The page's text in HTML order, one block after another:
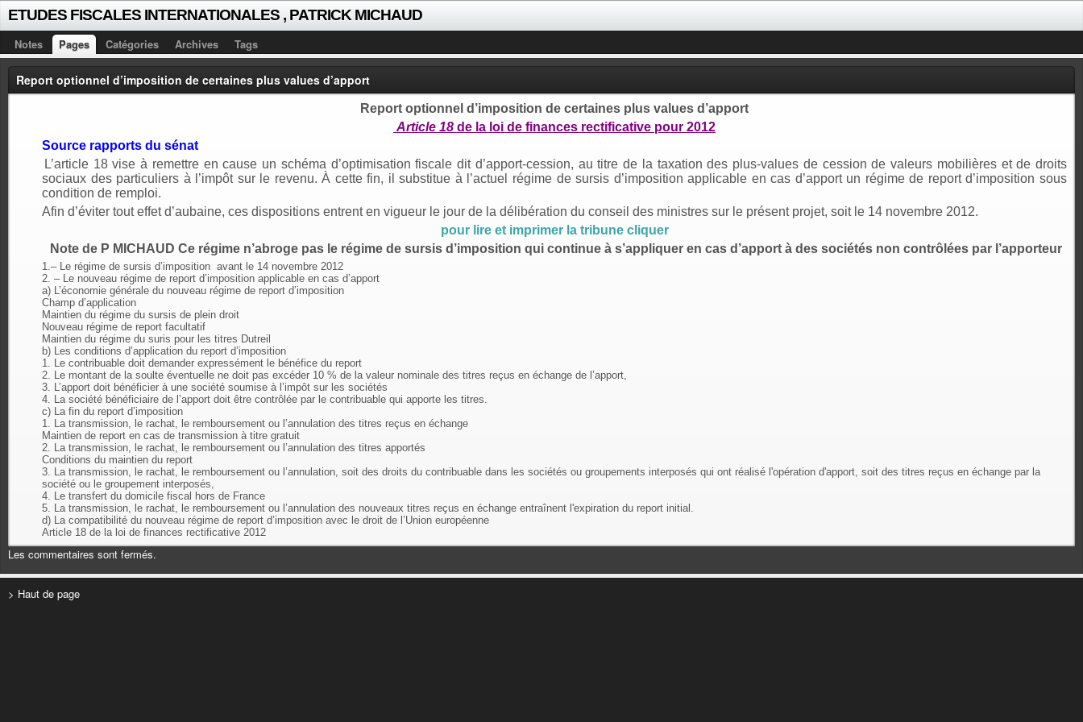
ETUDES FISCALES INTERNATIONALES , PATRICK MICHAUD
Notes Pages Catégories Archives Tags
Report optionnel d’imposition de certaines plus values d’apport
Report optionnel d’imposition de certaines plus values d’apport
Article 18 de la loi de finances rectificative pour 2012
Source rapports du sénat
L’article 18 vise à remettre en cause un schéma d’optimisation fiscale dit d’apport-cession, au titre de la taxation des plus-values de cession de valeurs mobilières et de droits
sociaux des particuliers à l’impôt sur le revenu. À cette fin, il substitue à l’actuel régime de sursis d’imposition applicable en cas d’apport un régime de report d’imposition sous
condition de remploi.
Afin d’éviter tout effet d’aubaine, ces dispositions entrent en vigueur le jour de la délibération du conseil des ministres sur le présent projet, soit le 14 novembre 2012.
pour lire et imprimer la tribune cliquer
Note de P MICHAUD Ce régime n’abroge pas le régime de sursis d’imposition qui continue à s’appliquer en cas d’apport à des sociétés non contrôlées par l’apporteur
1.– Le régime de sursis d’imposition avant le 14 novembre 2012
2. – Le nouveau régime de report d’imposition applicable en cas d’apport
a) L’économie générale du nouveau régime de report d’imposition
Champ d’application
Maintien du régime du sursis de plein droit
Nouveau régime de report facultatif
Maintien du régime du suris pour les titres Dutreil
b) Les conditions d’application du report d’imposition
1. Le contribuable doit demander expressément le bénéfice du report
2. Le montant de la soulte éventuelle ne doit pas excéder 10 % de la valeur nominale des titres reçus en échange de l’apport,
3. L’apport doit bénéficier à une société soumise à l’impôt sur les sociétés
4. La société bénéficiaire de l’apport doit être contrôlée par le contribuable qui apporte les titres.
c) La fin du report d’imposition
1. La transmission, le rachat, le remboursement ou l’annulation des titres reçus en échange
Maintien de report en cas de transmission à titre gratuit
2. La transmission, le rachat, le remboursement ou l’annulation des titres apportés
Conditions du maintien du report
3. La transmission, le rachat, le remboursement ou l’annulation, soit des droits du contribuable dans les sociétés ou groupements interposés qui ont réalisé l'opération d'apport, soit des titres reçus en échange par la
société ou le groupement interposés,
4. Le transfert du domicile fiscal hors de France
5. La transmission, le rachat, le remboursement ou l’annulation des nouveaux titres reçus en échange entraînent l'expiration du report initial.
d) La compatibilité du nouveau régime de report d’imposition avec le droit de l’Union européenne
Article 18 de la loi de finances rectificative 2012
Les commentaires sont fermés.
> Haut de page